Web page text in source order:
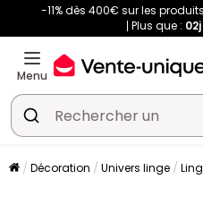
-11% dès 400€ sur les
Plus que : 02j
Menu
Décoration Univers linge